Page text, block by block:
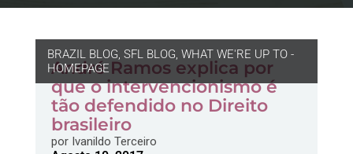
BRAZIL BLOG, SFL BLOG, WHAT WE'RE UP TO -
HOMEPAGE
André Ramos explica por
que o intervencionismo é
tão defendido no Direito
brasileiro
porIvanildo Terceiro